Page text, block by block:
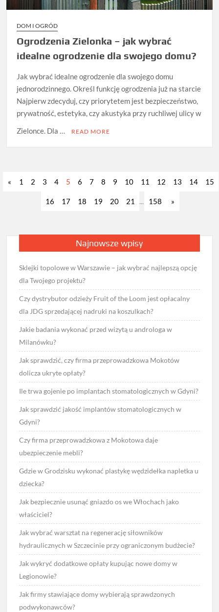
DOM I OGRÓD
Ogrodzenia Zielonka – jak wybrać
idealne ogrodzenie dla swojego domu?
Jak wybrać idealne ogrodzenie dla swojego domu
jednorodzinnego. Określ funkcję ogrodzenia już na starcie
Najpierw zdecyduj, czy priorytetem jest bezpieczeństwo,
prywatność, estetyka, czy akustyka przy ruchliwej ulicy w
Zielonce. Dla …
READ MORE
« 1 2 3 4 5 6 7 8 9 10 11 12 13 14 15
16 17 18 19 20 21 ... 158 »
Najnowsze wpisy
Sklejki topolowe w Warszawie – jak wybrać najlepszą opcję
dla Twojego projektu?
Czy dystrybutor odzieży Fruit of the Loom jest opłacalny
dla JDG sprzedającej nadruki na koszulkach?
Jakie badania wykonać przed wizytą u androloga w
Milanówku?
Jak sprawdzić, czy firma przeprowadzkowa Mokotów
dolicza ukryte opłaty?
Ile trwa gojenie po implantach stomatologicznych w Gdyni?
Jak sprawdzić jakość implantów stomatologicznych w
Gdyni?
Czy firma przeprowadzkowa z Mokotowa daje
ubezpieczenie mebli?
Gdzie w Grodzisku wykonać plastykę wędzidełka napletka u
dziecka?
Jak bezpiecznie usunąć gniazdo os we Włochach jako
właściciel?
Jak wybrać warsztat na regenerację siłowników
hydraulicznych w Szczecinie przy ograniczonym budżecie?
Jak wykryć dodatkowe opłaty kupując nowe domy w
Legionowie?
Jak firmy stawiające domy wybierają sprawdzonych
podwykonawców?